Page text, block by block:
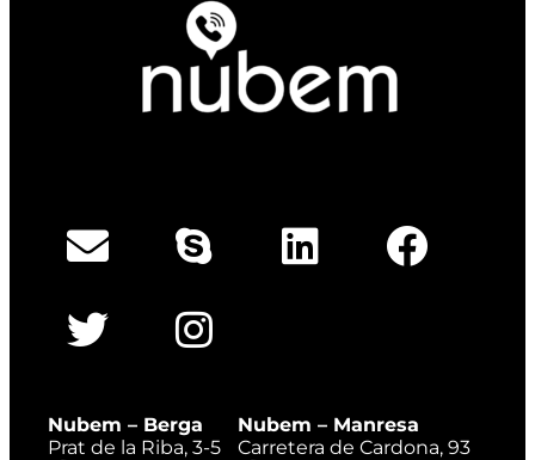
Nubem – Berga
Prat de la Riba, 3-5
Nubem – Manresa
Carretera de Cardona, 93